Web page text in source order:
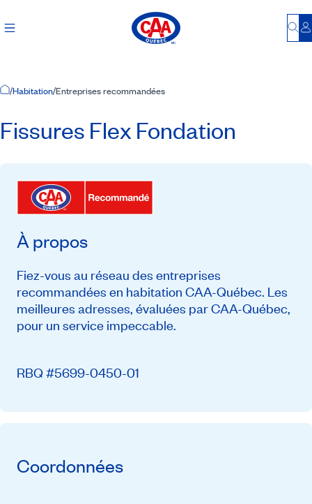
Accueil
/Habitation/Entreprises recommandées
Fissures Flex Fondation
À propos
Fiez-vous au réseau des entreprises
recommandées en habitation CAA-Québec. Les
meilleures adresses, évaluées par CAA-Québec,
pour un service impeccable.
RBQ #5699-0450-01
Coordonnées